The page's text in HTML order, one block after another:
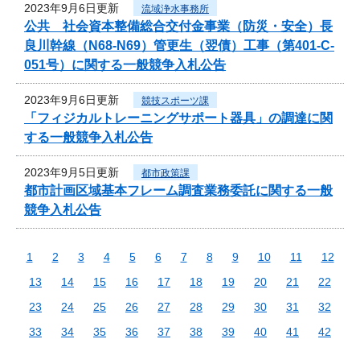
2023年9月6日更新 流域浄水事務所
公共 社会資本整備総合交付金事業（防災・安全）長
良川幹線（N68-N69）管更生（翌債）工事（第401-C-
051号）に関する一般競争入札公告
2023年9月6日更新 競技スポーツ課
「フィジカルトレーニングサポート器具」の調達に関
する一般競争入札公告
2023年9月5日更新 都市政策課
都市計画区域基本フレーム調査業務委託に関する一般
競争入札公告
1 2 3 4 5 6 7 8 9 10 11
12
13
14 15 16 17 18 19 20 21
22
23
24 25 26 27 28 29 30 31
32
33
34 35 36 37 38 39 40 41
42